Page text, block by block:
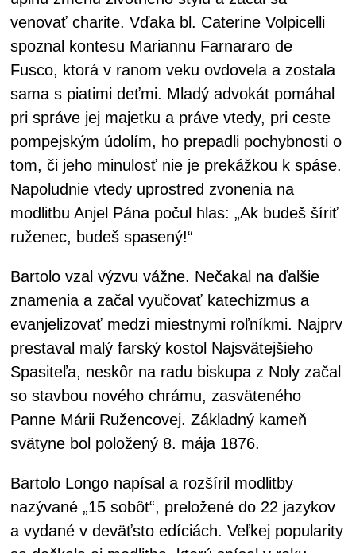
venovať charite. Vďaka bl. Caterine Volpicelli
spoznal kontesu Mariannu Farnararo de
Fusco, ktorá v ranom veku ovdovela a zostala
sama s piatimi deťmi. Mladý advokát pomáhal
pri správe jej majetku a práve vtedy, pri ceste
pompejským údolím, ho prepadli pochybnosti o
tom, či jeho minulosť nie je prekážkou k spáse.
Napoludnie vtedy uprostred zvonenia na
modlitbu Anjel Pána počul hlas: „Ak budeš šíriť
ruženec, budeš spasený!“
Bartolo vzal výzvu vážne. Nečakal na ďalšie
znamenia a začal vyučovať katechizmus a
evanjelizovať medzi miestnymi roľníkmi. Najprv
prestaval malý farský kostol Najsvätejšieho
Spasiteľa, neskôr na radu biskupa z Noly začal
so stavbou nového chrámu, zasväteného
Panne Márii Ružencovej. Základný kameň
svätyne bol položený 8. mája 1876.
Bartolo Longo napísal a rozšíril modlitby
nazývané „15 sobôt“, preložené do 22 jazykov
a vydané v deväťsto edíciách. Veľkej popularity